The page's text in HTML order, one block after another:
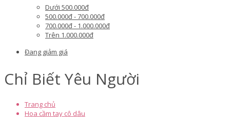
Dưới 500.000đ
500.000đ - 700.000đ
700.000đ - 1.000.000đ
Trên 1.000.000đ
Đang giảm giá
Chỉ Biết Yêu Người
Trang chủ
Hoa cầm tay cô dâu